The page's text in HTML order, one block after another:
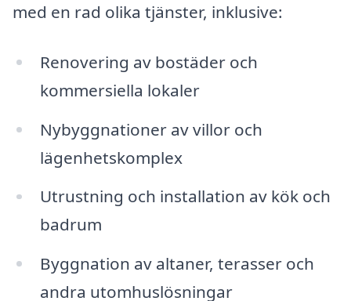
med en rad olika tjänster, inklusive:
Renovering av bostäder och
kommersiella lokaler
Nybyggnationer av villor och
lägenhetskomplex
Utrustning och installation av kök och
badrum
Byggnation av altaner, terasser och
andra utomhuslösningar